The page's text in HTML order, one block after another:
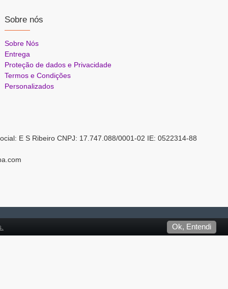
Sobre nós
Sobre Nós
Entrega
Proteção de dados e Privacidade
Termos e Condições
Personalizados
E S Ribeiro CNPJ: 17.747.088/0001-02 IE: 0522314-88
Ok, Entendi